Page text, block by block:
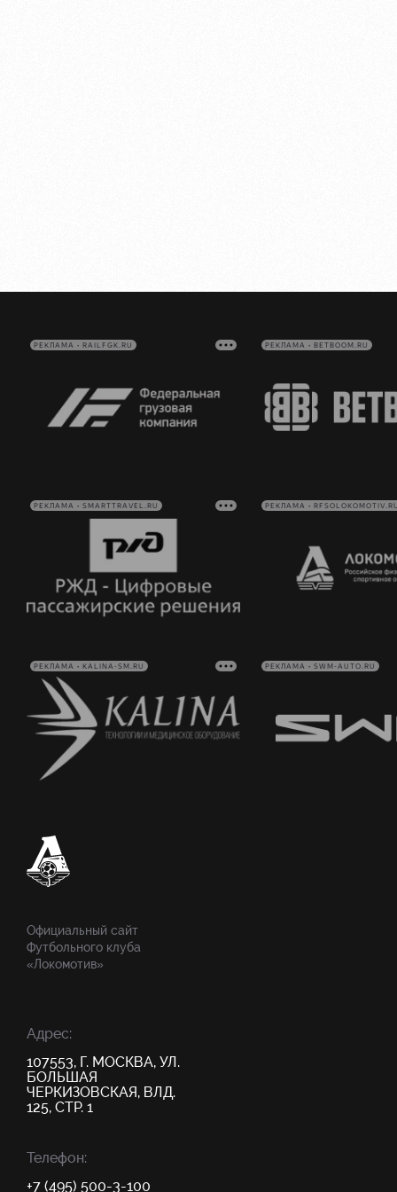
РЕКЛАМА • RAILFGK.RU РЕКЛАМА • BETBOOM.RU
РЕКЛАМА • SMARTTRAVEL.RU РЕКЛАМА • RFSOLOKOMOTIV.RU
РЕКЛАМА • KALINA-SM.RU РЕКЛАМА • SWM-AUTO.RU
Официальный сайт
Футбольного клуба
«Локомотив»
Адрес:
107553, Г. МОСКВА, УЛ.
БОЛЬШАЯ
ЧЕРКИЗОВСКАЯ, ВЛД.
125, СТР. 1
Телефон:
+7 (495) 500-3-100